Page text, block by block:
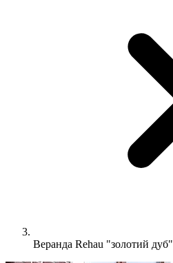
Веранда Rehau "золотий дуб"